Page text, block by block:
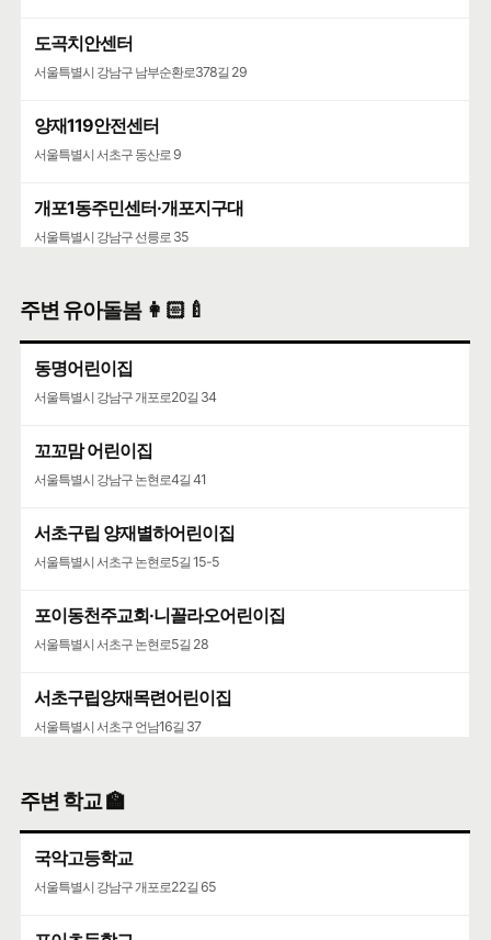
도곡치안센터
서울특별시 강남구 남부순환로378길 29
양재119안전센터
서울특별시 서초구 동산로 9
개포1동주민센터·개포지구대
서울특별시 강남구 선릉로 35
주변 유아돌봄 👩🏻‍🍼
동명어린이집
서울특별시 강남구 개포로20길 34
꼬꼬맘 어린이집
서울특별시 강남구 논현로4길 41
서초구립 양재별하어린이집
서울특별시 서초구 논현로5길 15-5
포이동천주교회·니꼴라오어린이집
서울특별시 서초구 논현로5길 28
서초구립양재목련어린이집
서울특별시 서초구 언남16길 37
주변 학교 🏫
국악고등학교
서울특별시 강남구 개포로22길 65